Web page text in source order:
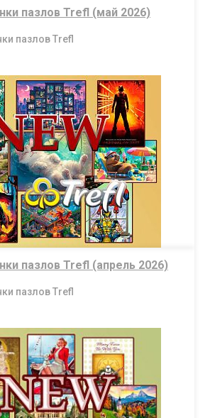
пазлов Trefl (май 2026)
пазлов Trefl
пазлов Trefl (апрель 2026)
пазлов Trefl